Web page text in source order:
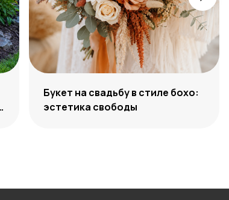
Букет на свадьбу в стиле бохо:
эстетика свободы